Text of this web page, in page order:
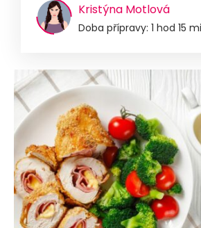
Kristýna Motlová
Doba přípravy: 1 hod 15